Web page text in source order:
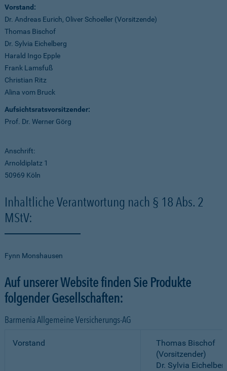
Vorstand:
Dr. Andreas Eurich, Oliver Schoeller (Vorsitzende)
Thomas Bischof
Dr. Sylvia Eichelberg
Harald Ingo Epple
Frank Lamsfuß
Christian Ritz
Alina vom Bruck
Aufsichtsratsvorsitzender:
Prof. Dr. Werner Görg
Anschrift:
Arnoldiplatz 1
50969 Köln
Inhaltliche Verantwortung nach § 18 Abs. 2
MStV:
Fynn Monshausen
Auf unserer Website finden Sie Produkte
folgender Gesellschaften:
Barmenia Allgemeine Versicherungs-AG
Vorstand
Thomas Bischof
(Vorsitzender)
Dr. Sylvia